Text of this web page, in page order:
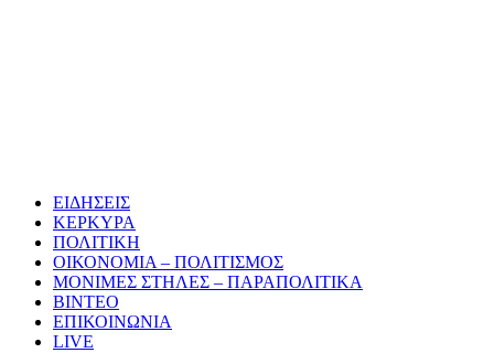
ΕΙΔΗΣΕΙΣ
ΚΕΡΚΥΡΑ
ΠΟΛΙΤΙΚΗ
ΟΙΚΟΝΟΜΙΑ – ΠΟΛΙΤΙΣΜΟΣ
ΜΟΝΙΜΕΣ ΣΤΗΛΕΣ – ΠΑΡΑΠΟΛΙΤΙΚΑ
ΒΙΝΤΕΟ
ΕΠΙΚΟΙΝΩΝΙΑ
LIVE